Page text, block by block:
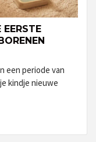
EERSTE
een periode van
kindje nieuwe